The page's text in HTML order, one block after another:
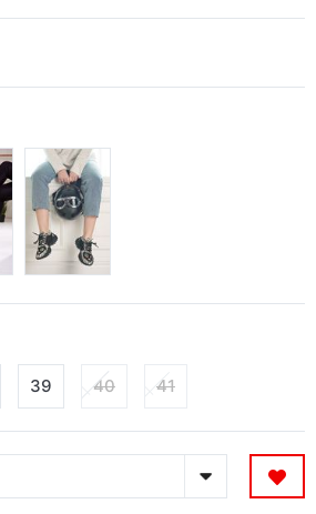
39 40 41